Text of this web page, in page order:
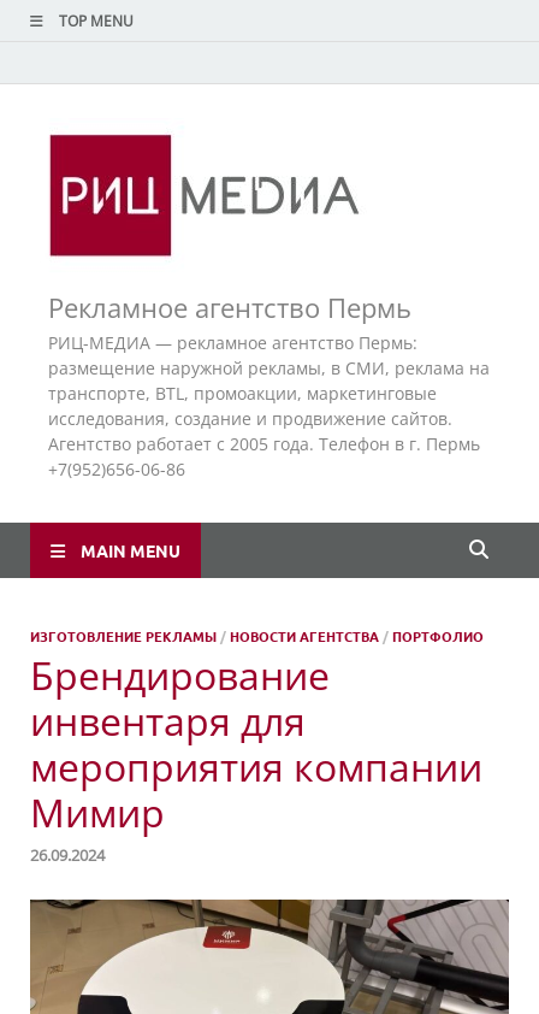
TOP MENU
Рекламное агентство Пермь
РИЦ-МЕДИА — рекламное агентство Пермь:
размещение наружной рекламы, в СМИ, реклама на
транспорте, BTL, промоакции, маркетинговые
исследования, создание и продвижение сайтов.
Агентство работает с 2005 года. Телефон в г. Пермь
+7(952)656-06-86
MAIN MENU
ИЗГОТОВЛЕНИЕ РЕКЛАМЫ /НОВОСТИ АГЕНТСТВА /ПОРТФОЛИО
Брендирование
инвентаря для
мероприятия компании
Мимир
26.09.2024